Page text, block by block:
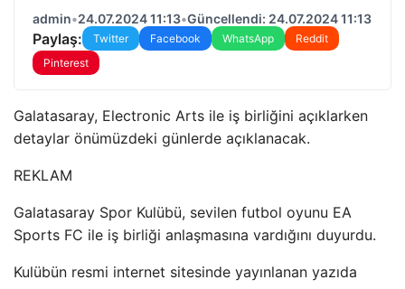
admin•24.07.2024 11:13•Güncellendi: 24.07.2024 11:13
Paylaş: Twitter Facebook WhatsApp
Reddit
Pinterest
Galatasaray, Electronic Arts ile iş birliğini açıklarken
detaylar önümüzdeki günlerde açıklanacak.
REKLAM
Galatasaray Spor Kulübü, sevilen futbol oyunu EA
Sports FC ile iş birliği anlaşmasına vardığını duyurdu.
Kulübün resmi internet sitesinde yayınlanan yazıda